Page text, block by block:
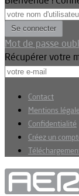
Mot de passe
Récupérer votre
Contact
Mentions
Confidentialité
Créez un